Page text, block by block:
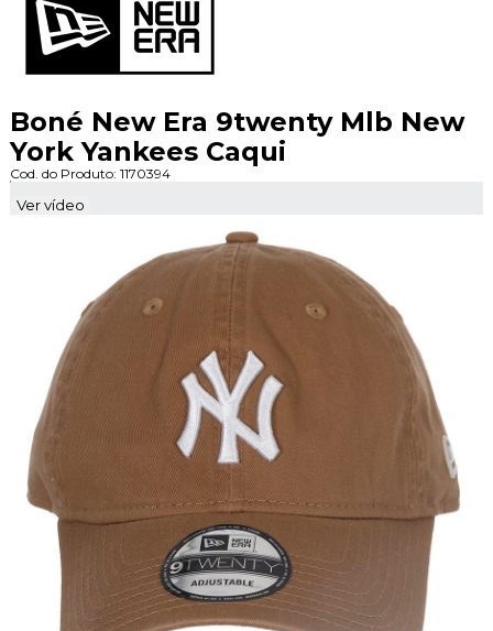
Boné New Era 9twenty Mlb New
York Yankees Caqui
Cod. do Produto: 1170394
Ver vídeo